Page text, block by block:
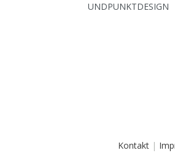
UNDPUNKTDESIGN
Kontakt |